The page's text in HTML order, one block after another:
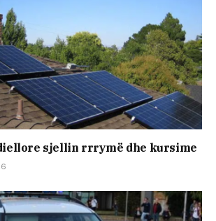
sjellin rrrymë dhe kursime